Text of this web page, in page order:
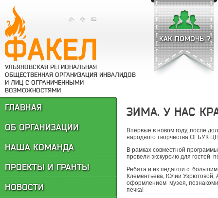
УЛЬЯНОВСКАЯ РЕГИОНАЛЬНАЯ
ОБЩЕСТВЕННАЯ ОРГАНИЗАЦИЯ ИНВАЛИДОВ
И ЛИЦ С ОГРАНИЧЕННЫМИ
ВОЗМОЖНОСТЯМИ
КАК ПОМОЧЬ ?
ГЛАВНАЯ
ОБ ОРГАНИЗАЦИИ
НАША КОМАНДА
ПРОЕКТЫ И ГРАНТЫ
НОВОСТИ
ЗИМА. У НАС
Впервые в новом году, после
народного творчества ОГБУК
В рамках совместной
провели экскурсию для гостей
Ребята и их педагоги с
Клементьева, Юлии Узрютовой,
оформлением музея,
печка!